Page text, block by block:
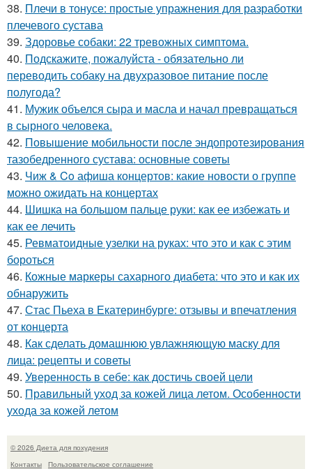
38. Плечи в тонусе: простые упражнения для разработки
плечевого сустава
39. Здоровье собаки: 22 тревожных симптома.
40. Подскажите, пожалуйста - обязательно ли
переводить собаку на двухразовое питание после
полугода?
41. Мужик объелся сыра и масла и начал превращаться
в сырного человека.
42. Повышение мобильности после эндопротезирования
тазобедренного сустава: основные советы
43. Чиж & Co афиша концертов: какие новости о группе
можно ожидать на концертах
44. Шишка на большом пальце руки: как ее избежать и
как ее лечить
45. Ревматоидные узелки на руках: что это и как с этим
бороться
46. Кожные маркеры сахарного диабета: что это и как их
обнаружить
47. Стас Пьеха в Екатеринбурге: отзывы и впечатления
от концерта
48. Как сделать домашнюю увлажняющую маску для
лица: рецепты и советы
49. Уверенность в себе: как достичь своей цели
50. Правильный уход за кожей лица летом. Особенности
ухода за кожей летом
© 2026 Диета для похудения
Контакты
Пользовательское соглашение